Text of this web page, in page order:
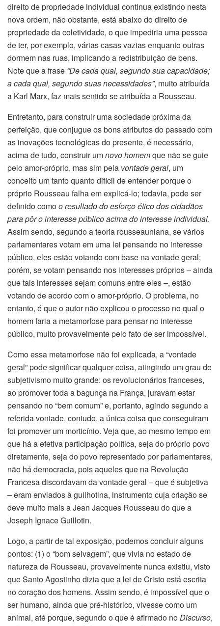
direito de propriedade individual continua existindo nesta
nova ordem, não obstante, está abaixo do direito de
propriedade da coletividade, o que impediria uma pessoa
de ter, por exemplo, várias casas vazias enquanto outras
dormem nas ruas, implicando a redistribuição de bens.
Note que a frase “De cada qual, segundo sua capacidade;
a cada qual, segundo suas necessidades”, muito atribuída
a Karl Marx, faz mais sentido se atribuída a Rousseau.
Entretanto, para construir uma sociedade próxima da
perfeição, que conjugue os bons atributos do passado com
as inovações tecnológicas do presente, é necessário,
acima de tudo, construir umnovo homemque não se guie
pelo amor-próprio, mas sim pela vontade geral, um
conceito um tanto quanto difícil de entender porque o
próprio Rousseau falha em explicá-lo; todavia, pode ser
definido comoo resultado do esforço ético dos cidadãos
para pôr o interesse público acima do interesse individual.
Assim sendo, segundo a teoria rousseauniana, se vários
parlamentares votam em uma lei pensando no interesse
público, eles estão votando com base na vontade geral;
porém, se votam pensando nos interesses próprios – ainda
que tais interesses sejam comuns entre eles –, estão
votando de acordo com o amor-próprio. O problema, no
entanto, é que o autor não explicou o processo no qual o
homem faria a metamorfose para pensar no interesse
público, muito provavelmente pelo fato de ser impossível.
Como essa metamorfose não foi explicada, a “vontade
geral” pode significar qualquer coisa, atingindo um grau de
subjetivismo muito grande: os revolucionários franceses,
ao promover toda a bagunça na França, juravam estar
pensando no “bem comum” e, portanto, agindo segundo a
referida vontade, contudo, a única coisa que conseguiram
foi promover um morticínio. Veja que, ao mesmo tempo em
que há a efetiva participação política, seja do próprio povo
diretamente, seja do povo representado por parlamentares,
não há democracia, pois aqueles que na Revolução
Francesa discordavam da vontade geral – que é subjetiva
– eram enviados à guilhotina, instrumento cuja criação se
deve muito mais a Jean Jacques Rousseau do que a
Joseph Ignace Guillotin.
Logo, a partir de tal exposição, podemos concluir alguns
pontos: (1) o “bom selvagem”, que vivia no estado de
natureza de Rousseau, provavelmente nunca existiu, visto
que Santo Agostinho dizia que a lei de Cristo está escrita
no coração dos homens. Assim sendo, é impossível que o
ser humano, ainda que pré-histórico, vivesse como um
animal, até porque, segundo o que é afirmado noDiscurso,